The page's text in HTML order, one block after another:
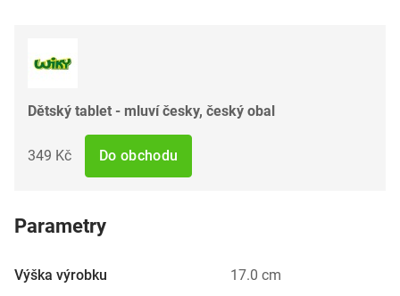
Dětský tablet - mluví česky, český obal
349 Kč Do obchodu
Parametry
Výška výrobku 17.0 cm